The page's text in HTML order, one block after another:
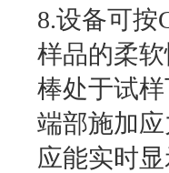
8.设备可按
样品的柔
棒处于试
端部施加
应能实时